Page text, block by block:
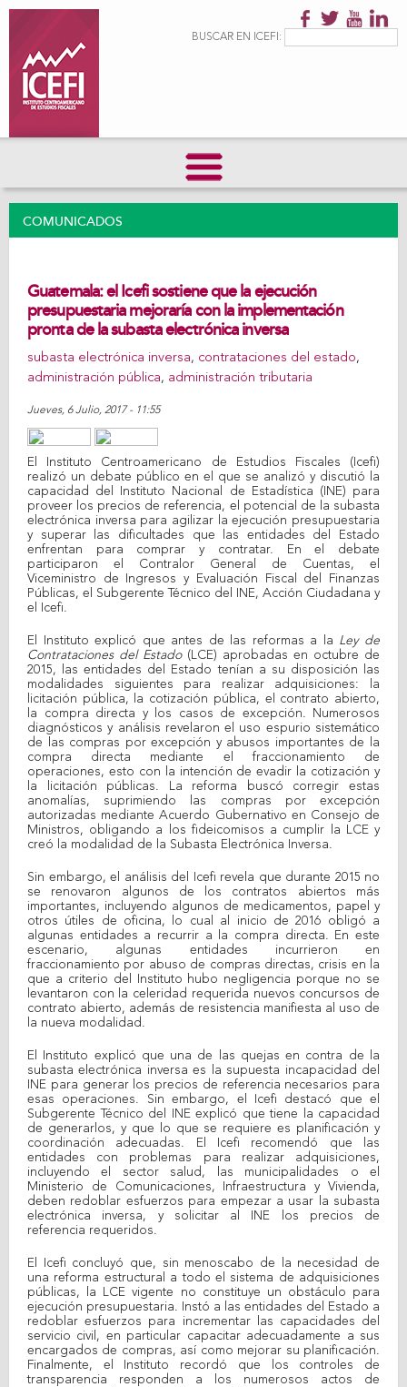
principalFormulario de
BUSCAR EN ICEFI:
COMUNICADOS
Guatemala: el Icefi sostiene que la ejecución
presupuestaria mejoraría con la implementación
pronta de la subasta electrónica inversa
subasta electrónica inversa, contrataciones del estado,
administración pública, administración tributaria
Jueves, 6 Julio, 2017 - 11:55
Share on Facebook
Tweet Widget
Linkedin Share Button
El Instituto Centroamericano de Estudios Fiscales (Icefi)
realizó un debate público en el que se analizó y discutió la
capacidad del Instituto Nacional de Estadística (INE) para
proveer los precios de referencia, el potencial de la subasta
electrónica inversa para agilizar la ejecución presupuestaria
y superar las dificultades que las entidades del Estado
enfrentan para comprar y contratar. En el debate
participaron el Contralor General de Cuentas, el
Viceministro de Ingresos y Evaluación Fiscal del Finanzas
Públicas, el Subgerente Técnico del INE, Acción Ciudadana y
el Icefi.
El Instituto explicó que antes de las reformas a la Ley de
Contrataciones del Estado (LCE) aprobadas en octubre de
2015, las entidades del Estado tenían a su disposición las
modalidades siguientes para realizar adquisiciones: la
licitación pública, la cotización pública, el contrato abierto,
la compra directa y los casos de excepción. Numerosos
diagnósticos y análisis revelaron el uso espurio sistemático
de las compras por excepción y abusos importantes de la
compra directa mediante el fraccionamiento de
operaciones, esto con la intención de evadir la cotización y
la licitación públicas. La reforma buscó corregir estas
anomalías, suprimiendo las compras por excepción
autorizadas mediante Acuerdo Gubernativo en Consejo de
Ministros, obligando a los fideicomisos a cumplir la LCE y
creó la modalidad de la Subasta Electrónica Inversa.
Sin embargo, el análisis del Icefi revela que durante 2015 no
se renovaron algunos de los contratos abiertos más
importantes, incluyendo algunos de medicamentos, papel y
otros útiles de oficina, lo cual al inicio de 2016 obligó a
algunas entidades a recurrir a la compra directa. En este
escenario, algunas entidades incurrieron en
fraccionamiento por abuso de compras directas, crisis en la
que a criterio del Instituto hubo negligencia porque no se
levantaron con la celeridad requerida nuevos concursos de
contrato abierto, además de resistencia manifiesta al uso de
la nueva modalidad.
El Instituto explicó que una de las quejas en contra de la
subasta electrónica inversa es la supuesta incapacidad del
INE para generar los precios de referencia necesarios para
esas operaciones. Sin embargo, el Icefi destacó que el
Subgerente Técnico del INE explicó que tiene la capacidad
de generarlos, y que lo que se requiere es planificación y
coordinación adecuadas. El Icefi recomendó que las
entidades con problemas para realizar adquisiciones,
incluyendo el sector salud, las municipalidades o el
Ministerio de Comunicaciones, Infraestructura y Vivienda,
deben redoblar esfuerzos para empezar a usar la subasta
electrónica inversa, y solicitar al INE los precios de
referencia requeridos.
El Icefi concluyó que, sin menoscabo de la necesidad de
una reforma estructural a todo el sistema de adquisiciones
públicas, la LCE vigente no constituye un obstáculo para
ejecución presupuestaria. Instó a las entidades del Estado a
redoblar esfuerzos para incrementar las capacidades del
servicio civil, en particular capacitar adecuadamente a sus
encargados de compras, así como mejorar su planificación.
Finalmente, el Instituto recordó que los controles de
transparencia responden a los numerosos actos de